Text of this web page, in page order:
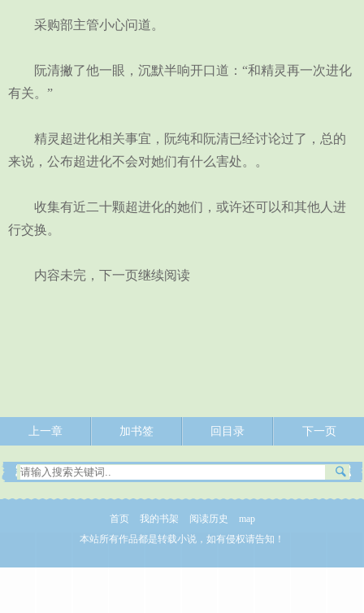
采购部主管小心问道。
阮清撇了他一眼，沉默半响开口道：“和精灵再一次进化
有关。”
精灵超进化相关事宜，阮纯和阮清已经讨论过了，总的
来说，公布超进化不会对她们有什么害处。。
收集有近二十颗超进化的她们，或许还可以和其他人进
行交换。
内容未完，下一页继续阅读
上一章 加书签 回目录 下一页
首页 我的书架 阅读历史
map
本站所有作品都是转载小说，如有侵权请告知！